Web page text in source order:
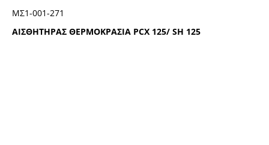
ΑΙΣΘΗΤΗΡΑΣ ΘΕΡΜΟΚΡΑΣΙΑ PCX 125/ SH 125
ΜΣ1-001-271